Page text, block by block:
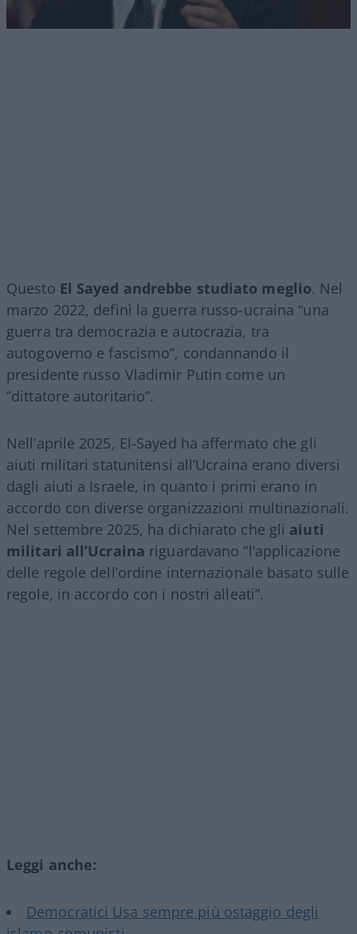
Questo El Sayed andrebbe studiato meglio. Nel
marzo 2022, definì la guerra russo-ucraina “una
guerra tra democrazia e autocrazia, tra
autogoverno e fascismo”, condannando il
presidente russo Vladimir Putin come un
“dittatore autoritario”.
Nell’aprile 2025, El-Sayed ha affermato che gli
aiuti militari statunitensi all’Ucraina erano diversi
dagli aiuti a Israele, in quanto i primi erano in
accordo con diverse organizzazioni multinazionali.
Nel settembre 2025, ha dichiarato che gli aiuti
militari all’Ucraina riguardavano “l’applicazione
delle regole dell’ordine internazionale basato sulle
regole, in accordo con i nostri alleati”.
Leggi anche:
Democratici Usa sempre più ostaggio degli